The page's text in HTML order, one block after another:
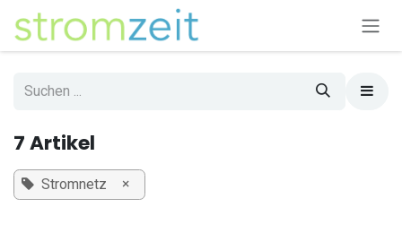
Zum Inhalt springen
7 Artikel
Stromnetz ×